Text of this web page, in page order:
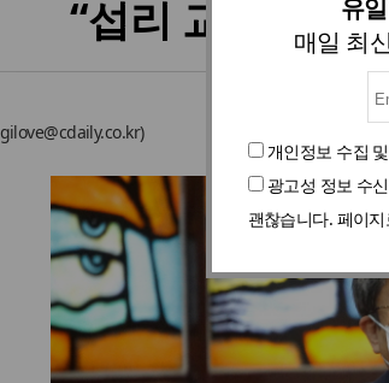
유
매일 최
개인정보 수집
광고성 정보 수신
괜찮습니다. 페이
“섭리 교리야말
)